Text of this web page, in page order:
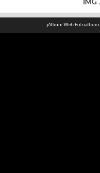
IMG
jAlbum Web Fotoalbum